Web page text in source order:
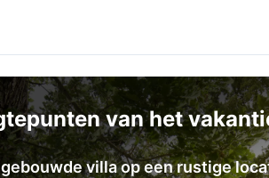
van het
villa op een rustige